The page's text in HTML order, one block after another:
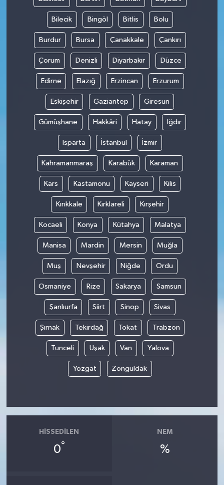
Bilecik Bingöl Bitlis Bolu
Burdur Bursa Çanakkale Çankırı
Çorum Denizli Diyarbakır Düzce
Edirne Elazığ Erzincan Erzurum
Eskişehir Gaziantep Giresun
Gümüşhane Hakkâri Hatay Iğdır
Isparta İstanbul İzmir
Kahramanmaraş Karabük Karaman
Kars Kastamonu Kayseri Kilis
Kırıkkale Kırklareli Kırşehir
Kocaeli Konya Kütahya Malatya
Manisa Mardin Mersin Muğla
Muş Nevşehir Niğde Ordu
Osmaniye Rize Sakarya Samsun
Şanlıurfa Siirt Sinop Sivas
Şırnak Tekirdağ Tokat Trabzon
Tunceli Uşak Van Yalova
Yozgat Zonguldak
HISSEDILEN
0°
NEM
%